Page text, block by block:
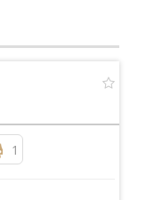
1